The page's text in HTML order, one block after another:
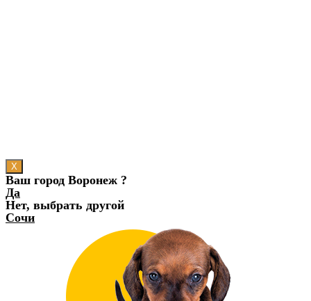
X
Ваш город Воронеж ?
Да
Нет, выбрать другой
Сочи